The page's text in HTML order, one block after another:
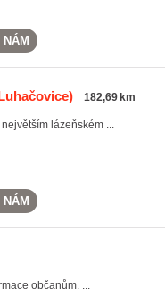
NÁM
182,69 km
lázeňském ...
NÁM
občanům. ...